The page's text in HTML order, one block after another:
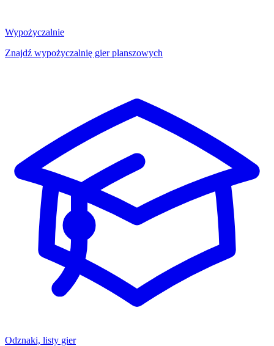
Wypożyczalnie
Znajdź wypożyczalnię gier planszowych
Odznaki, listy gier